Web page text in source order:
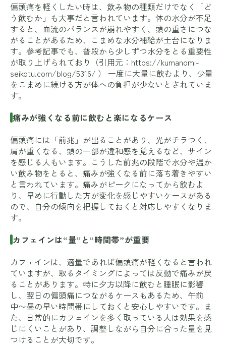
偏頭痛を軽くしたい時は、飲み物の種類だけでなく「ど
う飲むか」も大事だと言われています。体の水分が不足
すると、血流のバランスが崩れやすく、頭の重さにつな
がることがあるため、こまめな水分補給が土台になりま
す。参考記事でも、普段から少しずつ水分をとる重要性
が取り上げられており（引用元： https://kumanomi-
seikotu.com/blog/5316/ ） 一度に大量に飲むより、少量
をこまめに続ける方が体への負担が少ないとされていま
す。
痛みが強くなる前に飲むと楽になるケース
偏頭痛には「前兆」が出ることがあり、光がチラつく、
肩が重くなる、頭の一部が違和感を覚えるなど、サイン
を感じる人もいます。こうした前兆の段階で水分や温か
い飲み物をとると、痛みが強くなる前に落ち着きやすい
と言われています。痛みがピークになってから飲むよ
り、早めに行動した方が変化を感じやすいケースがある
ので、自分の傾向を把握しておくと対応しやすくなりま
す。
カフェインは“量”と“時間帯”が重要
カフェインは、適量であれば偏頭痛が軽くなると言われ
ていますが、取るタイミングによっては反動で痛みが戻
ることがあります。特に夕方以降に飲むと睡眠に影響
し、翌日の偏頭痛につながるケースもあるため、午前
中〜昼の早い時間帯にしておくと安心しやすいです。ま
た、日常的にカフェインを多く取っている人は効果を感
じにくいことがあり、調整しながら自分に合った量を見
つけることが大切です。